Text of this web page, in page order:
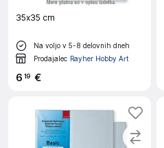
35x35 cm
Na voljo v 5-8 delovnih dneh
Prodajalec Rayher Hobby Art
6 19 €